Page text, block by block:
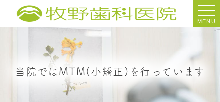
MENU
当院ではMTM(小矯正)を行っています